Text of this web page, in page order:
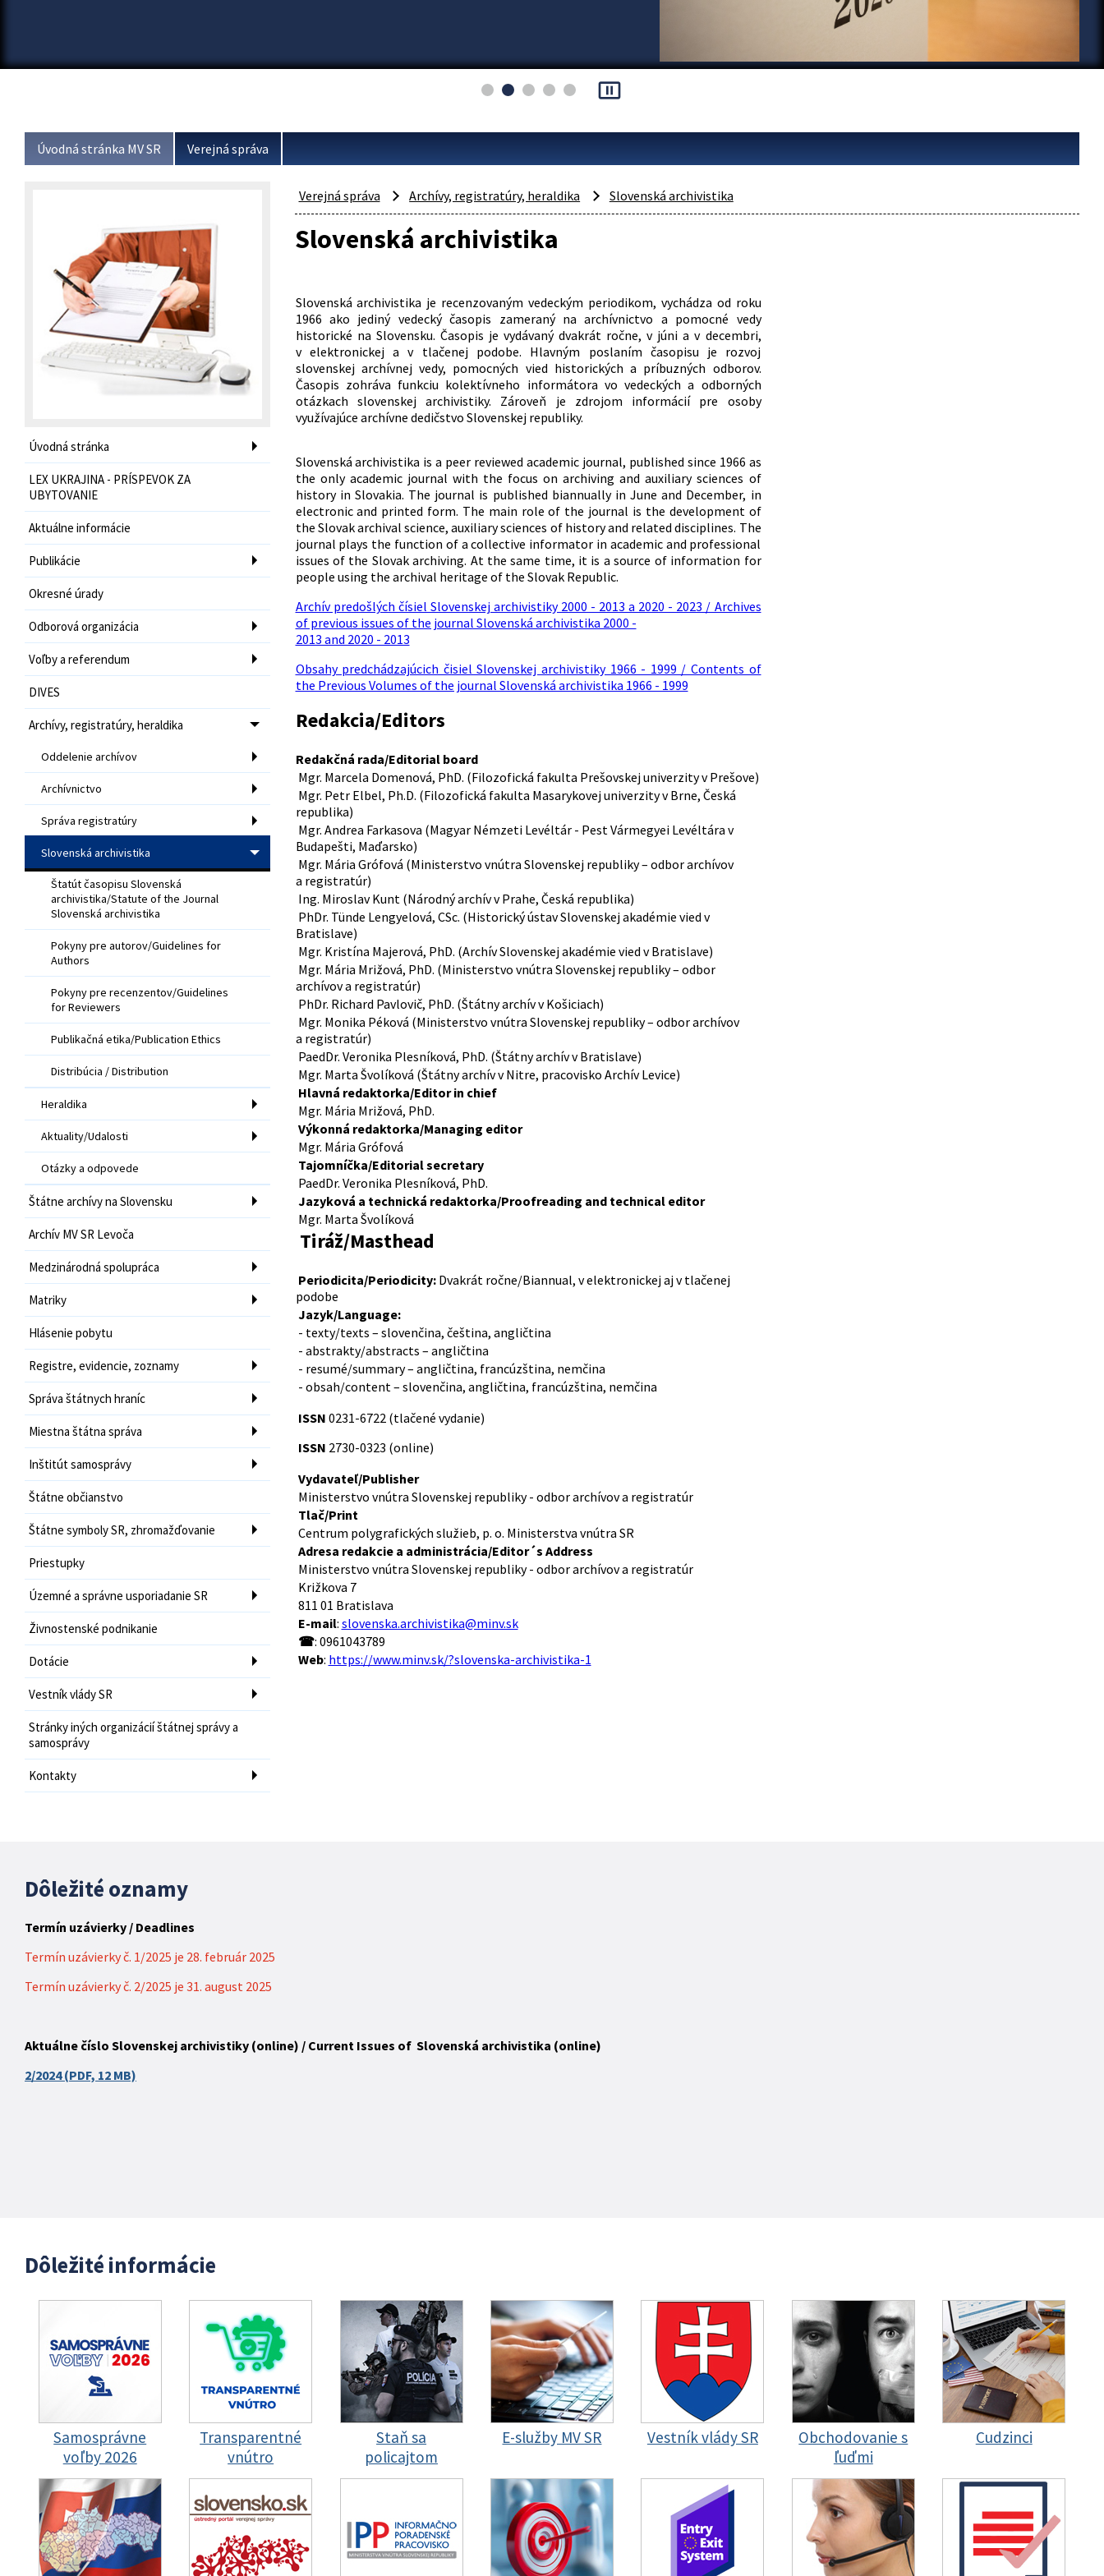
pause_presentation
Úvodná stránka MV SR Verejná správa
Úvodná stránka
LEX UKRAJINA - PRÍSPEVOK ZA
UBYTOVANIE
Aktuálne informácie
Publikácie
Okresné úrady
Odborová organizácia
Voľby a referendum
DIVES
Archívy, registratúry, heraldika
Oddelenie archívov
Archívnictvo
Správa registratúry
Slovenská archivistika
Štatút časopisu Slovenská
archivistika/Statute of the Journal
Slovenská archivistika
Pokyny pre autorov/Guidelines for
Authors
Pokyny pre recenzentov/Guidelines
for Reviewers
Publikačná etika/Publication Ethics
Distribúcia / Distribution
Heraldika
Aktuality/Udalosti
Otázky a odpovede
Štátne archívy na Slovensku
Archív MV SR Levoča
Medzinárodná spolupráca
Matriky
Hlásenie pobytu
Registre, evidencie, zoznamy
Správa štátnych hraníc
Miestna štátna správa
Inštitút samosprávy
Štátne občianstvo
Štátne symboly SR, zhromažďovanie
Priestupky
Územné a správne usporiadanie SR
Živnostenské podnikanie
Dotácie
Vestník vlády SR
Stránky iných organizácií štátnej správy a
samosprávy
Kontakty
Verejná správa Archívy, registratúry, heraldika Slovenská archivistika
Slovenská archivistika
Slovenská archivistika je recenzovaným vedeckým periodikom, vychádza od roku
1966 ako jediný vedecký časopis zameraný na archívnictvo a pomocné vedy
historické na Slovensku. Časopis je vydávaný dvakrát ročne, v júni a v decembri,
v elektronickej a v tlačenej podobe. Hlavným poslaním časopisu je rozvoj
slovenskej archívnej vedy, pomocných vied historických a príbuzných odborov.
Časopis zohráva funkciu kolektívneho informátora vo vedeckých a odborných
otázkach slovenskej archivistiky. Zároveň je zdrojom informácií pre osoby
využívajúce archívne dedičstvo Slovenskej republiky.
Slovenská archivistika is a peer reviewed academic journal, published since 1966 as
the only academic journal with the focus on archiving and auxiliary sciences of
history in Slovakia. The journal is published biannually in June and December, in
electronic and printed form. The main role of the journal is the development of
the Slovak archival science, auxiliary sciences of history and related disciplines. The
journal plays the function of a collective informator in academic and professional
issues of the Slovak archiving. At the same time, it is a source of information for
people using the archival heritage of the Slovak Republic.
Archív predošlých čísiel Slovenskej archivistiky 2000 - 2013 a 2020 - 2023 / Archives
of previous issues of the journal Slovenská archivistika 2000 -
2013 and 2020 - 2013
Obsahy predchádzajúcich čisiel Slovenskej archivistiky 1966 - 1999 / Contents of
the Previous Volumes of the journal Slovenská archivistika 1966 - 1999
Redakcia/Editors
Redakčná rada/Editorial board
Mgr. Marcela Domenová, PhD. (Filozofická fakulta Prešovskej univerzity v Prešove)
Mgr. Petr Elbel, Ph.D. (Filozofická fakulta Masarykovej univerzity v Brne, Česká
republika)
Mgr. Andrea Farkasova (Magyar Némzeti Levéltár - Pest Vármegyei Levéltára v
Budapešti, Maďarsko)
Mgr. Mária Grófová (Ministerstvo vnútra Slovenskej republiky – odbor archívov
a registratúr)
Ing. Miroslav Kunt (Národný archív v Prahe, Česká republika)
PhDr. Tünde Lengyelová, CSc. (Historický ústav Slovenskej akadémie vied v
Bratislave)
Mgr. Kristína Majerová, PhD. (Archív Slovenskej akadémie vied v Bratislave)
Mgr. Mária Mrižová, PhD. (Ministerstvo vnútra Slovenskej republiky – odbor
archívov a registratúr)
PhDr. Richard Pavlovič, PhD. (Štátny archív v Košiciach)
Mgr. Monika Péková (Ministerstvo vnútra Slovenskej republiky – odbor archívov
a registratúr)
PaedDr. Veronika Plesníková, PhD. (Štátny archív v Bratislave)
Mgr. Marta Švolíková (Štátny archív v Nitre, pracovisko Archív Levice)
Hlavná redaktorka/Editor in chief
Mgr. Mária Mrižová, PhD.
Výkonná redaktorka/Managing editor
Mgr. Mária Grófová
Tajomníčka/Editorial secretary
PaedDr. Veronika Plesníková, PhD.
Jazyková a technická redaktorka/Proofreading and technical editor
Mgr. Marta Švolíková
Tiráž/Masthead
Periodicita/Periodicity:Dvakrát ročne/Biannual, v elektronickej aj v tlačenej
podobe
Jazyk/Language:
- texty/texts – slovenčina, čeština, angličtina
- abstrakty/abstracts – angličtina
- resumé/summary – angličtina, francúzština, nemčina
- obsah/content – slovenčina, angličtina, francúzština, nemčina
ISSN 0231-6722 (tlačené vydanie)
ISSN 2730-0323 (online)
Vydavateľ/Publisher
Ministerstvo vnútra Slovenskej republiky - odbor archívov a registratúr
Tlač/Print
Centrum polygrafických služieb, p. o. Ministerstva vnútra SR
Adresa redakcie a administrácia/Editor´s Address
Ministerstvo vnútra Slovenskej republiky - odbor archívov a registratúr
Križkova 7
811 01 Bratislava
E-mail: slovenska.archivistika@minv.sk
☎: 0961043789
Web: https://www.minv.sk/?slovenska-archivistika-1
Dôležité oznamy
Termín uzávierky / Deadlines
Termín uzávierky č. 1/2025 je 28. február 2025
Termín uzávierky č. 2/2025 je 31. august 2025
Aktuálne číslo Slovenskej archivistiky (online) / Current Issues of Slovenská archivistika (online)
2/2024 (PDF, 12 MB)
Dôležité informácie
Samosprávne
voľby 2026
Transparentné
vnútro
Staň sa
policajtom
E-služby MV SR Vestník vlády SR
Obchodovanie s
ľuďmi
Cudzinci